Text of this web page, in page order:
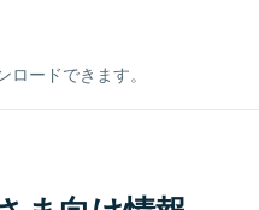
ードできます。